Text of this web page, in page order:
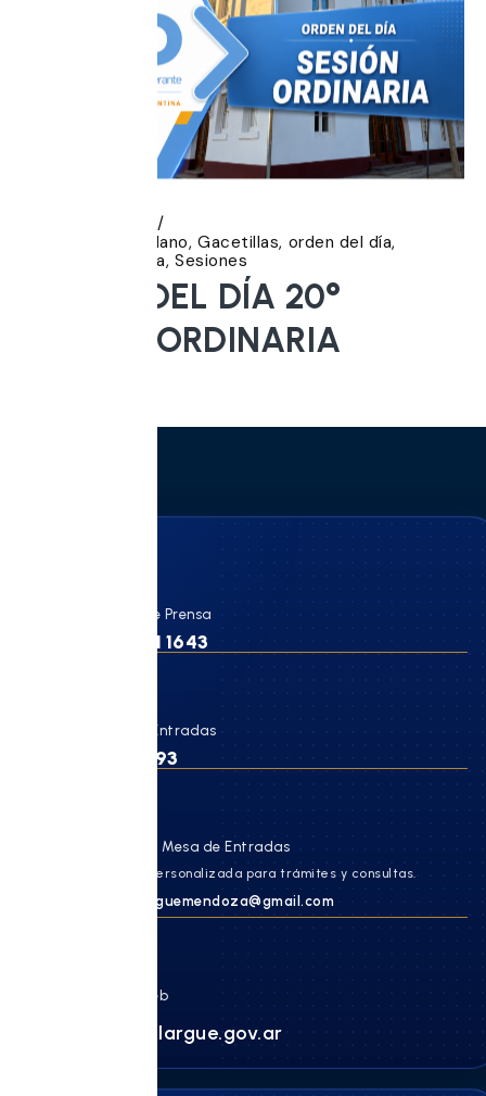
Banca del Ciudadano Gacetillas orden del día
Prensa Sesiones
ORDEN DEL DÍA 20°
SESION ORDINARIA
Celular de Prensa
260 401 1643
Mesa de Entradas
447 0993
Correo de Mesa de Entradas
Atención personalizada para trámites y consultas.
hcdmalarguemendoza@gmail.com
Página web
hcd.malargue.gov.ar